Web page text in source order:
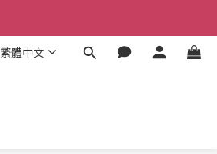
繁體中文